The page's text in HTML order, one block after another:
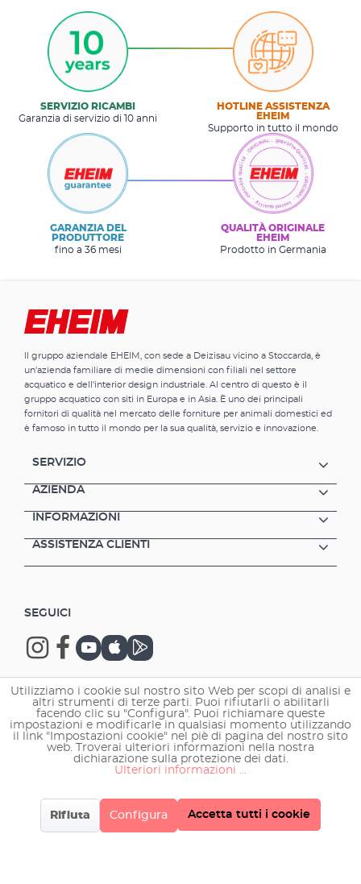
SERVIZIO RICAMBI
Garanzia di servizio di 10 anni
HOTLINE ASSISTENZA
EHEIM
Supporto in tutto il mondo
GARANZIA DEL
PRODUTTORE
fino a 36 mesi
QUALITÀ ORIGINALE
EHEIM
Prodotto in Germania
Il gruppo aziendale EHEIM, con sede a Deizisau vicino a Stoccarda, è
un'azienda familiare di medie dimensioni con filiali nel settore
acquatico e dell'interior design industriale. Al centro di questo è il
gruppo acquatico con siti in Europa e in Asia. È uno dei principali
fornitori di qualità nel mercato delle forniture per animali domestici ed
è famoso in tutto il mondo per la sua qualità, servizio e innovazione.
SERVIZIO
AZIENDA
INFORMAZIONI
ASSISTENZA CLIENTI
SEGUICI
Copyright © 2026 EHEIM GmbH & Co. KG.
Utilizziamo i cookie sul nostro sito Web per scopi di analisi e
altri strumenti di terze parti. Puoi rifiutarli o abilitarli
facendo clic su "Configura". Puoi richiamare queste
impostazioni e modificarle in qualsiasi momento utilizzando
il link "Impostazioni cookie" nel piè di pagina del nostro sito
web. Troverai ulteriori informazioni nella nostra
dichiarazione sulla protezione dei dati.
Ulteriori informazioni ...
Rifiuta Configura Accetta tutti i cookie